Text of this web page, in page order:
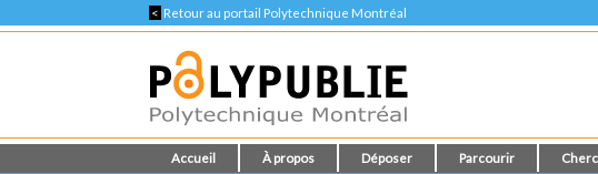
< Retour au portail Polytechnique Montréal
Accueil À propos Déposer Parcourir